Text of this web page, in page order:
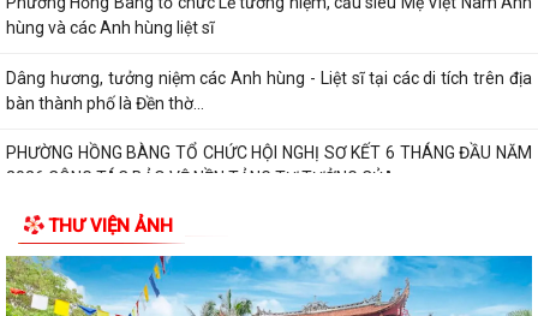
hùng và các Anh hùng liệt sĩ
Dâng hương, tưởng niệm các Anh hùng - Liệt sĩ tại các di tích trên địa
bàn thành phố là Đền thờ...
PHƯỜNG HỒNG BÀNG TỔ CHỨC HỘI NGHỊ SƠ KẾT 6 THÁNG ĐẦU NĂM
2026 CÔNG TÁC BẢO VỆ NỀN TẢNG TƯ TƯỞNG CỦA...
Hội Cựu CAND phường Hồng Bàng đi thăm, tặng quà các gia đình
thương binh, thân nhân liệt sỹ CAND
Phường Hồng Bàng phát huy vai trò, nâng cao hiệu lực, hiệu quả hoạt
THƯ VIỆN ẢNH